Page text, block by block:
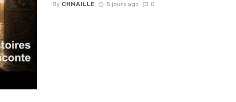
By CHMAILLE 5 jours ago 0